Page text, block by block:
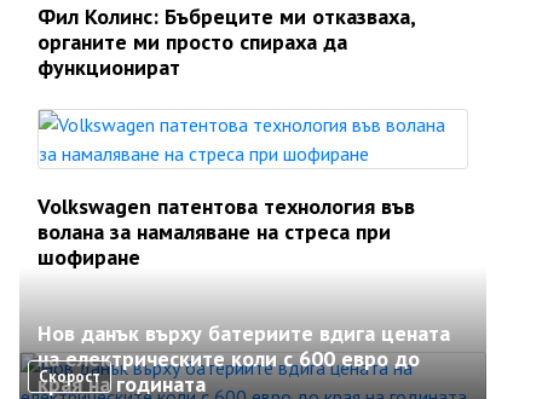
Фил Колинс: Бъбреците ми отказваха,
органите ми просто спираха да
функционират
Volkswagen патентова технология във
волана за намаляване на стреса при
шофиране
Скорост
Нов данък върху батериите вдига цената
на електрическите коли с 600 евро до
края на годината